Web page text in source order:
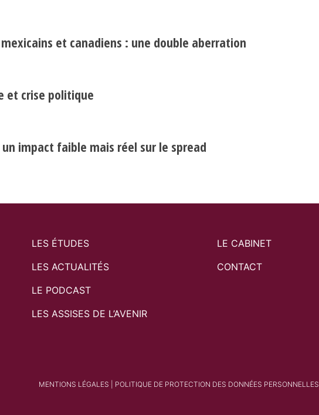
et canadiens : une double aberration
et crise politique
impact faible mais réel sur le spread
LES ÉTUDES
LES ACTUALITÉS
LE PODCAST
LES ASSISES DE L’AVENIR
LE CABINET
CONTACT
MENTIONS LÉGALES POLITIQUE DE PROTECTION DES DONNÉES PERSONNELLES